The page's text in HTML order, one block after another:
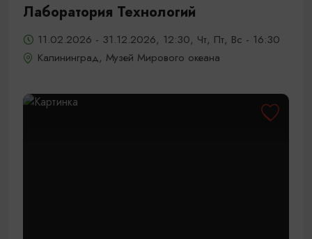
Лаборатория Технологий
11.02.2026 - 31.12.2026, 12:30, Чт, Пт, Вс - 16:30
Калининград, Музей Мирового океана